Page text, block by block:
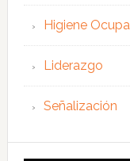
Higiene
Liderazgo
Señalización